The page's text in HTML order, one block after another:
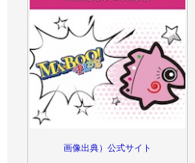
画像出典）公式サイト